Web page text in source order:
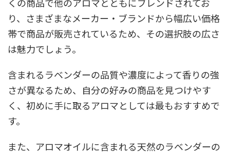
り、さまざまなメーカー・ブランドから幅広い価格
帯で商品が販売されているため、その選択肢の広さ
は魅力でしょう。
含まれるラベンダーの品質や濃度によって香りの強
さが異なるため、自分の好みの商品を見つけやす
く、初めに手に取るアロマとしては最もおすすめで
す。
また、アロマオイルに含まれる天然のラベンダーの